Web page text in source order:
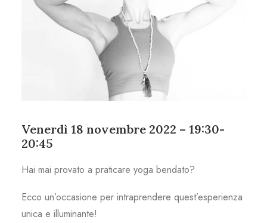
Venerdì 18 novembre 2022 – 19:30-
20:45
Hai mai provato a praticare yoga bendato?
Ecco un’occasione per intraprendere quest’esperienza
unica e illuminante!